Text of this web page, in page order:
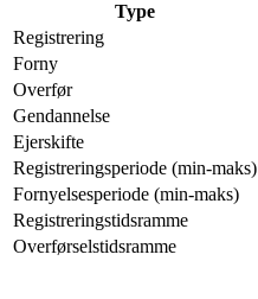
Type
Registrering
Forny
Overfør
Gendannelse
Ejerskifte
Registreringsperiode (min-maks)
Fornyelsesperiode (min-maks)
Registreringstidsramme
Overførselstidsramme